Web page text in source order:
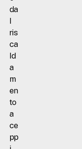
da
l
ris
ca
ld
a
m
en
to
a
ce
pp